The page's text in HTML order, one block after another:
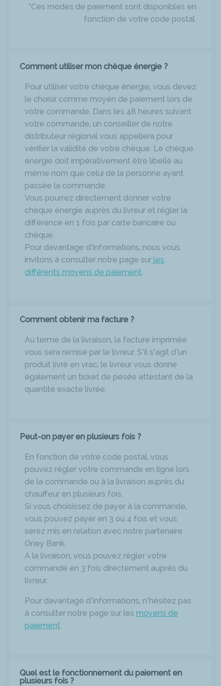
*Ces modes de paiement sont disponibles en
fonction de votre code postal.
Comment utiliser mon chèque énergie ?
Pour utiliser votre chèque énergie, vous devez
le choisir comme moyen de paiement lors de
votre commande. Dans les 48 heures suivant
votre commande, un conseiller de notre
distributeur régional vous appellera pour
vérifier la validité de votre chèque. Le chèque
énergie doit impérativement être libellé au
même nom que celui de la personne ayant
passée la commande.
Vous pourrez directement donner votre
chèque énergie auprès du livreur et régler la
différence en 1 fois par carte bancaire ou
chèque.
Pour davantage d’informations, nous vous
invitons à consulter notre page sur les
différents moyens de paiement.
Comment obtenir ma facture ?
Au terme de la livraison, la facture imprimée
vous sera remise par le livreur. S’il s’agit d’un
produit livré en vrac, le livreur vous donne
également un ticket de pesée attestant de la
quantité exacte livrée.
Peut-on payer en plusieurs fois ?
En fonction de votre code postal, vous
pouvez régler votre commande en ligne lors
de la commande ou à la livraison auprès du
chauffeur en plusieurs fois.
Si vous choisissez de payer à la commande,
vous pouvez payer en 3 ou 4 fois et vous
serez mis en relation avec notre partenaire
Oney Bank.
A la livraison, vous pouvez régler votre
commande en 3 fois directement auprès du
livreur.
Pour davantage d’informations, n’hésitez pas
à consulter notre page sur les moyens de
paiement.
Quel est le fonctionnement du paiement en
plusieurs fois ?